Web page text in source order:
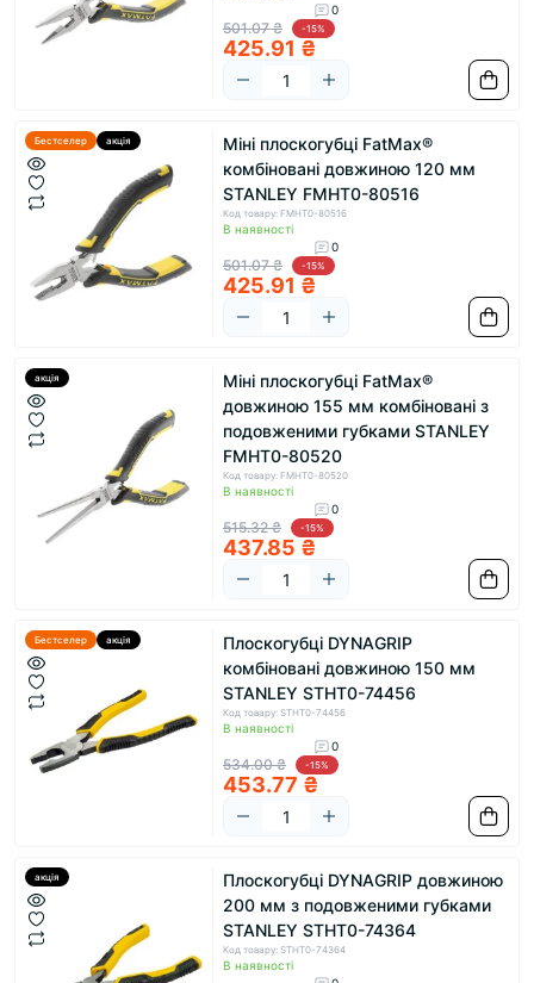
0
501.07 ₴ -15%
425.91 ₴
Бестселер акція
Міні плоскогубці FatMax®
комбіновані довжиною 120 мм
STANLEY FMHT0-80516
Код товару: FMHT0-80516
В наявності
0
501.07 ₴ -15%
425.91 ₴
акція
Міні плоскогубці FatMax®
довжиною 155 мм комбіновані з
подовженими губками STANLEY
FMHT0-80520
Код товару: FMHT0-80520
В наявності
0
515.32 ₴ -15%
437.85 ₴
Бестселер акція
Плоскогубці DYNAGRIP
комбіновані довжиною 150 мм
STANLEY STHT0-74456
Код товару: STHT0-74456
В наявності
0
534.00 ₴ -15%
453.77 ₴
акція
Плоскогубці DYNAGRIP довжиною
200 мм з подовженими губками
STANLEY STHT0-74364
Код товару: STHT0-74364
В наявності